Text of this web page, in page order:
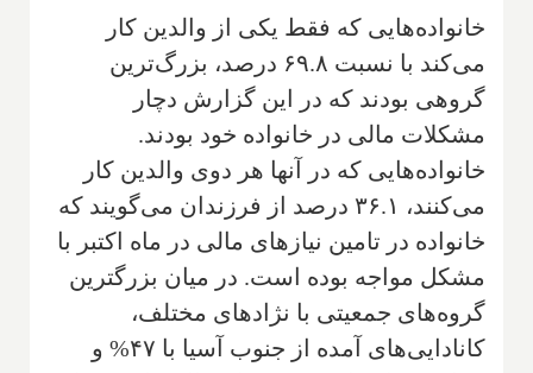
خانواده‌هایی که فقط یکی از والدین کار
می‌کند با نسبت ۶۹.۸ درصد، بزرگ‌ترین
گروهی بودند که در این گزارش دچار
مشکلات مالی در خانواده خود بودند.
خانواده‌هایی که در آنها هر دوی والدین کار
می‌کنند، ۳۶.۱ درصد از فرزندان می‌گویند که
خانواده در تامین نیازهای مالی در ماه اکتبر با
مشکل مواجه بوده است. در میان بزرگترین
گروه‌های جمعیتی با نژادهای مختلف،
کانادایی‌های آمده از جنوب آسیا با ۴۷% و